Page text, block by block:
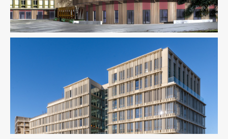
Enseignement Pilotage D'opération / MOEX